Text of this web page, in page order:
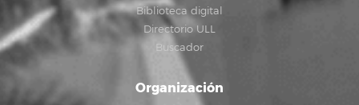
Biblioteca digital
Directorio ULL
Buscador
Organización